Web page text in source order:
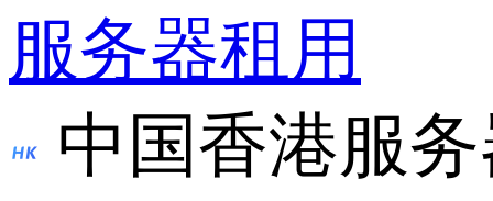
服务器租用
中国香港服